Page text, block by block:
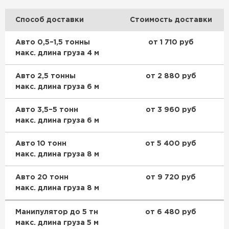
Способ доставки Стоимость доставки
Авто 0,5–1,5 тонны
макс. длина груза 4 м
от 1 710 руб
Авто 2,5 тонны
макс. длина груза 6 м
от 2 880 руб
Авто 3,5–5 тонн
макс. длина груза 6 м
от 3 960 руб
Авто 10 тонн
макс. длина груза 8 м
от 5 400 руб
Авто 20 тонн
макс. длина груза 8 м
от 9 720 руб
Манипулятор до 5 тн
макс. длина груза 5 м
от 6 480 руб
ПЕРЕЙТИ
Утеплитель Теплекс
Утеплитель Изомин
ПЕРЕЙТИ
Рулонная кровля Брит
ПЕРЕЙТИ
Утеплитель Knauf